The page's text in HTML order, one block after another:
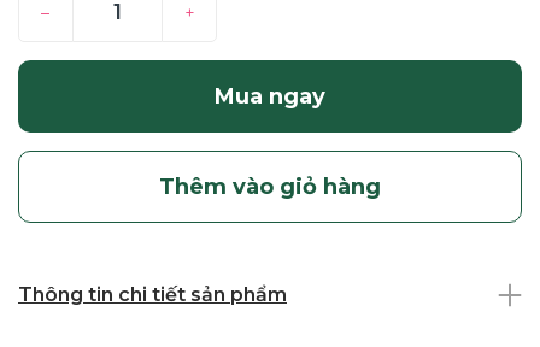
– +
Mua ngay
Thêm vào giỏ hàng
Thông tin chi tiết sản phẩm